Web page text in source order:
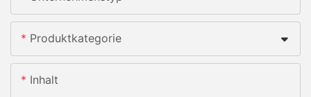
Produktkategorie
Inhalt